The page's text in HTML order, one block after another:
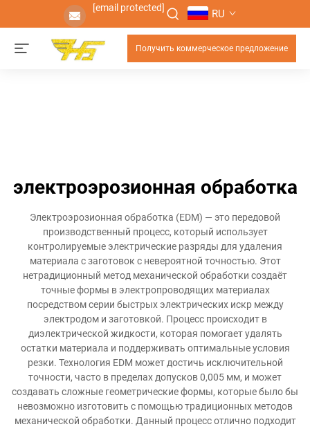
[email protected] RU
Получить коммерческое предложение
электроэрозионная обработка
Электроэрозионная обработка (EDM) — это передовой
производственный процесс, который использует
контролируемые электрические разряды для удаления
материала с заготовок с невероятной точностью. Этот
нетрадиционный метод механической обработки создаёт
точные формы в электропроводящих материалах
посредством серии быстрых электрических искр между
электродом и заготовкой. Процесс происходит в
диэлектрической жидкости, которая помогает удалять
остатки материала и поддерживать оптимальные условия
резки. Технология EDM может достичь исключительной
точности, часто в пределах допусков 0,005 мм, и может
создавать сложные геометрические формы, которые было бы
невозможно изготовить с помощью традиционных методов
механической обработки. Данный процесс отлично подходит